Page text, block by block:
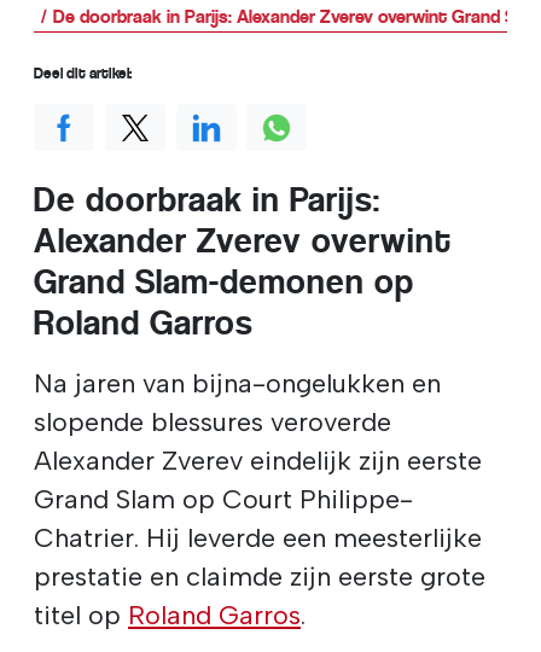
De doorbraak in Parijs: Alexander Zverev overwint Grand
De doorbraak in Parijs:
Alexander Zverev overwint
Grand Slam-demonen op
Roland Garros
Na jaren van bijna-ongelukken en
slopende blessures veroverde
Alexander Zverev eindelijk zijn eerste
Grand Slam op Court Philippe-
Chatrier. Hij leverde een meesterlijke
prestatie en claimde zijn eerste grote
titel op Roland Garros.
Deel dit artikel: